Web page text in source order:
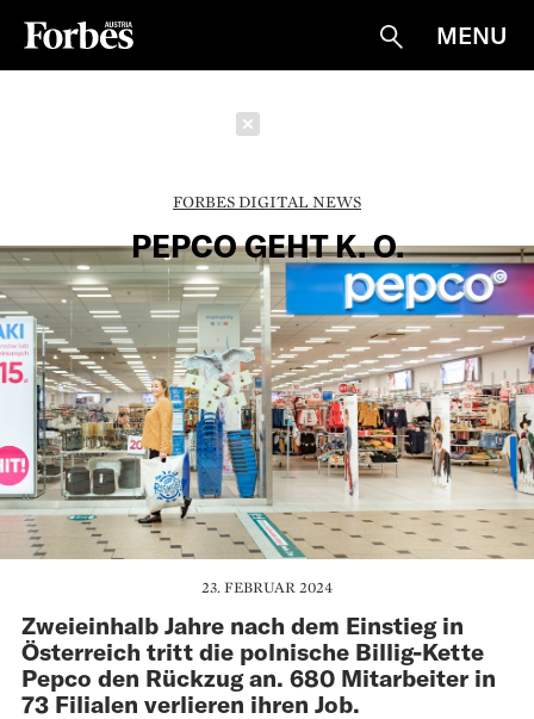
Suche
MENU
FORBES DIGITAL NEWS
PEPCO GEHT K. O.
23. FEBRUAR 2024
Zweieinhalb Jahre nach dem Einstieg in
Österreich tritt die polnische Billig-Kette
Pepco den Rückzug an. 680 Mitarbeiter in
73 Filialen verlieren ihren Job.